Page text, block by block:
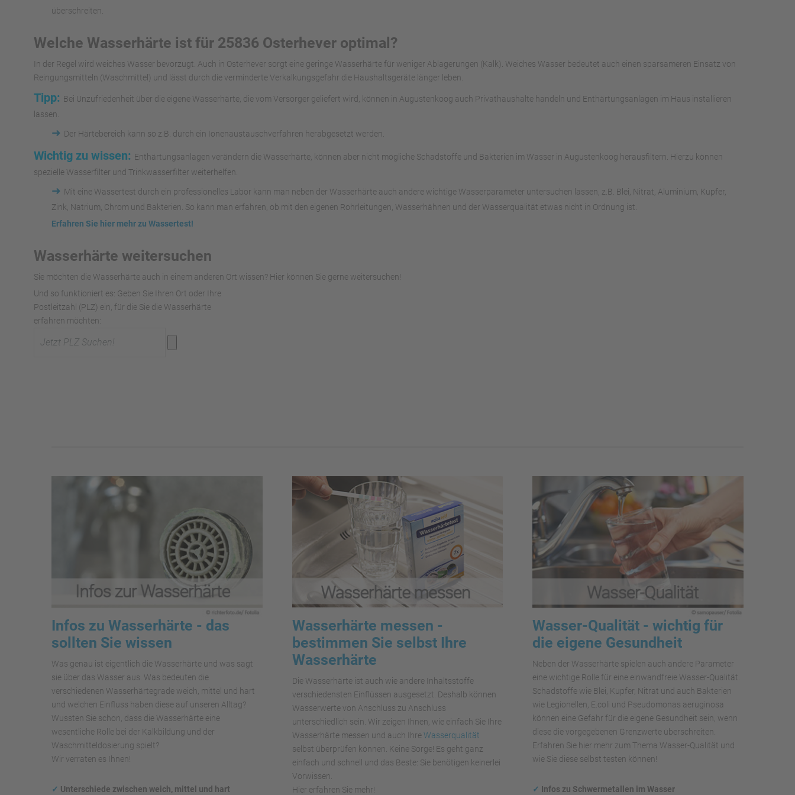
überschreiten.
Welche Wasserhärte ist für 25836 Osterhever optimal?
In der Regel wird weiches Wasser bevorzugt. Auch in Osterhever sorgt eine geringe Wasserhärte für weniger Ablagerungen (Kalk). Weiches Wasser bedeutet auch einen sparsameren Einsatz von
Reingungsmitteln (Waschmittel) und lässt durch die verminderte Verkalkungsgefahr die Haushaltsgeräte länger leben.
Tipp: Bei Unzufriedenheit über die eigene Wasserhärte, die vom Versorger geliefert wird, können in Augustenkoog auch Privathaushalte handeln und Enthärtungsanlagen im Haus installieren
lassen.
➜ Der Härtebereich kann so z.B. durch ein Ionenaustauschverfahren herabgesetzt werden.
Wichtig zu wissen: Enthärtungsanlagen verändern die Wasserhärte, können aber nicht mögliche Schadstoffe und Bakterien im Wasser in Augustenkoog herausfiltern. Hierzu können
spezielle Wasserfilter und Trinkwasserfilter weiterhelfen.
➜ Mit eine Wassertest durch ein professionelles Labor kann man neben der Wasserhärte auch andere wichtige Wasserparameter untersuchen lassen, z.B. Blei, Nitrat, Aluminium, Kupfer,
Zink, Natrium, Chrom und Bakterien. So kann man erfahren, ob mit den eigenen Rohrleitungen, Wasserhähnen und der Wasserqualität etwas nicht in Ordnung ist.
Erfahren Sie hier mehr zu Wassertest!
Wasserhärte weitersuchen
Sie möchten die Wasserhärte auch in einem anderen Ort wissen? Hier können Sie gerne weitersuchen!
Und so funktioniert es: Geben Sie Ihren Ort oder Ihre
Postleitzahl (PLZ) ein, für die Sie die Wasserhärte
erfahren möchten:
Infos zu Wasserhärte - das
sollten Sie wissen
Was genau ist eigentlich die Wasserhärte und was sagt
sie über das Wasser aus. Was bedeuten die
verschiedenen Wasserhärtegrade weich, mittel und hart
und welchen Einfluss haben diese auf unseren Alltag?
Wussten Sie schon, dass die Wasserhärte eine
wesentliche Rolle bei der Kalkbildung und der
Waschmitteldosierung spielt?
Wir verraten es Ihnen!
✓ Unterschiede zwischen weich, mittel und hart
Wasserhärte messen -
bestimmen Sie selbst Ihre
Wasserhärte
Die Wasserhärte ist auch wie andere Inhaltsstoffe
verschiedensten Einflüssen ausgesetzt. Deshalb können
Wasserwerte von Anschluss zu Anschluss
unterschiedlich sein. Wir zeigen Ihnen, wie einfach Sie Ihre
Wasserhärte messen und auch IhreWasserqualität
selbst überprüfen können. Keine Sorge! Es geht ganz
einfach und schnell und das Beste: Sie benötigen keinerlei
Vorwissen.
Hier erfahren Sie mehr!
Wasser-Qualität - wichtig für
die eigene Gesundheit
Neben der Wasserhärte spielen auch andere Parameter
eine wichtige Rolle für eine einwandfreie Wasser-Qualität.
Schadstoffe wie Blei, Kupfer, Nitrat und auch Bakterien
wie Legionellen, E.coli und Pseudomonas aeruginosa
können eine Gefahr für die eigene Gesundheit sein, wenn
diese die vorgegebenen Grenzwerte überschreiten.
Erfahren Sie hier mehr zum Thema Wasser-Qualität und
wie Sie diese selbst testen können!
✓ Infos zu Schwermetallen im Wasser